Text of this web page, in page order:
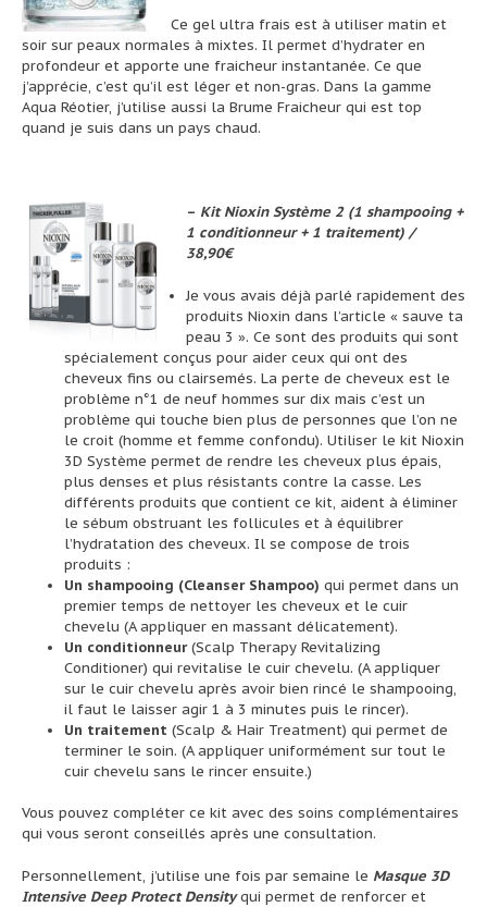
Ce gel ultra frais est à utiliser matin et
soir sur peaux normales à mixtes. Il permet d’hydrater en
profondeur et apporte une fraicheur instantanée. Ce que
j’apprécie, c’est qu’il est léger et non-gras. Dans la gamme
Aqua Réotier, j’utilise aussi la Brume Fraicheur qui est top
quand je suis dans un pays chaud.
– Kit Nioxin Système 2(1 shampooing +
1 conditionneur + 1 traitement) /
38,90€
Je vous avais déjà parlé rapidement des
produits Nioxin dans l’article « sauve ta
peau 3 ». Ce sont des produits qui sont
spécialement conçus pour aider ceux qui ont des
cheveux fins ou clairsemés. La perte de cheveux est le
problème n°1 de neuf hommes sur dix mais c’est un
problème qui touche bien plus de personnes que l’on ne
le croit (homme et femme confondu). Utiliser le kit Nioxin
3D Système permet de rendre les cheveux plus épais,
plus denses et plus résistants contre la casse. Les
différents produits que contient ce kit, aident à éliminer
le sébum obstruant les follicules et à équilibrer
l’hydratation des cheveux. Il se compose de trois
produits :
Un shampooing (Cleanser Shampoo) qui permet dans un
premier temps de nettoyer les cheveux et le cuir
chevelu (A appliquer en massant délicatement).
Un conditionneur(Scalp Therapy Revitalizing
Conditioner) qui revitalise le cuir chevelu. (A appliquer
sur le cuir chevelu après avoir bien rincé le shampooing,
il faut le laisser agir 1 à 3 minutes puis le rincer).
Un traitement (Scalp & Hair Treatment) qui permet de
terminer le soin. (A appliquer uniformément sur tout le
cuir chevelu sans le rincer ensuite.)
Vous pouvez compléter ce kit avec des soins complémentaires
qui vous seront conseillés après une consultation.
Personnellement, j’utilise une fois par semaine le Masque 3D
Intensive Deep Protect Densityqui permet de renforcer et